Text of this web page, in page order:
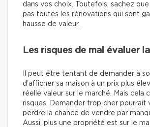
dans vos choix. Toutefois, sachez
pas toutes les rénovations qui sont
hausse de valeur.
Les risques de mal évaluer
Il peut être tentant de demander à
d’afficher sa maison à un prix plus
réelle valeur sur le marché. Mais cela
risques. Demander trop cher pourrait
perdre la chance de vendre par
Aussi, plus une propriété est sur le